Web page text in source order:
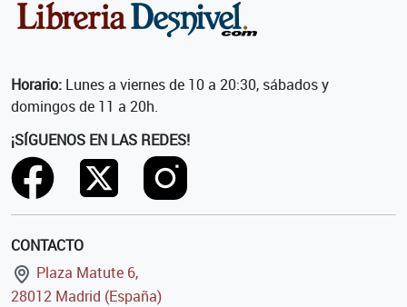
Horario: Lunes a viernes de 10 a 20:30, sábados y
domingos de 11 a 20h.
¡SÍGUENOS EN LAS REDES!
CONTACTO
Plaza Matute 6,
28012 Madrid (España)